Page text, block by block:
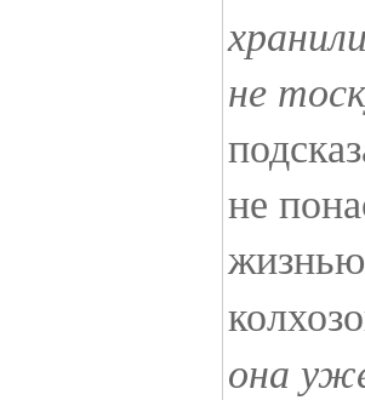
не
не
она